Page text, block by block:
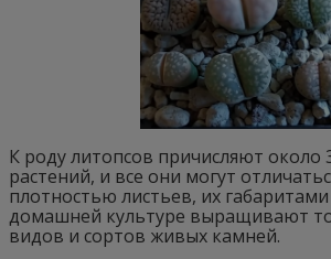
К роду литопсов причисляют около
растений, и все они могут
плотностью листьев, их
домашней культуре выращивают
видов и сортов живых камней.